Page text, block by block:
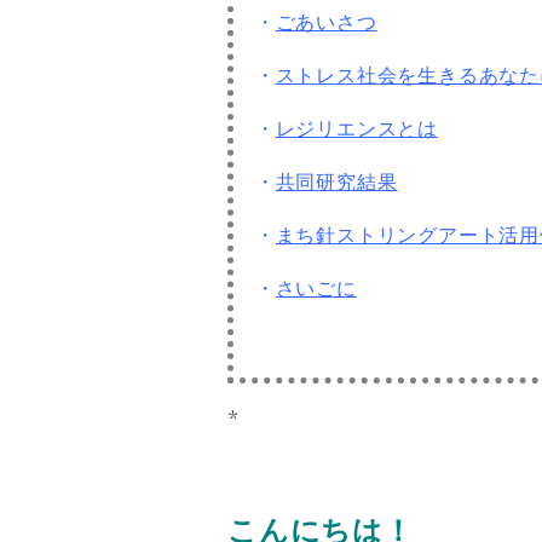
・ ごあいさつ
・ ストレス社会を生きるあな
・ レジリエンスとは
・ 共同研究結果
・ まち針ストリングアート活
・ さいごに
*
こんにちは！